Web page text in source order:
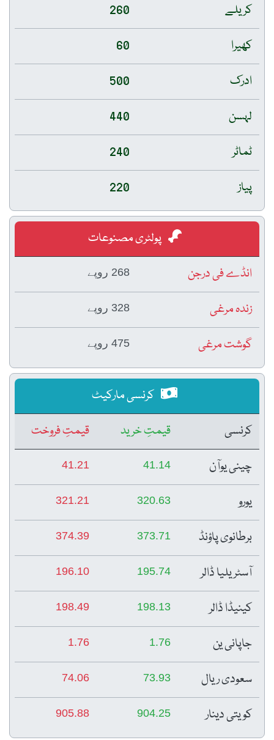
کریلے
260
کھیرا
60
ادرک
500
لہسن
440
ٹماٹر
240
پیاز
220
پولٹری مصنوعات
انڈے فی درجن
268 روپے
زندہ مرغی 328 روپے
گوشت مرغی 475 روپے
کرنسی مارکیٹ
کرنسی
قیمتِ خرید
قیمتِ فروخت
چینی یوآن
41.14
41.21
یورو 320.63
321.21
برطانوی پاؤنڈ 373.71
374.39
آسٹریلیا ڈالر 195.74
196.10
کینیڈا ڈالر 198.13
198.49
جاپانی ین 1.76
1.76
سعودی ریال 73.93
74.06
کویتی دینار 904.25
905.88